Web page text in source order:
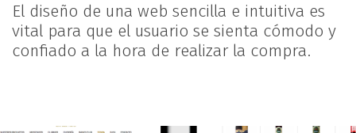
El diseño de una web sencilla e intuitiva es
vital para que el usuario se sienta cómodo y
confiado a la hora de realizar la compra.